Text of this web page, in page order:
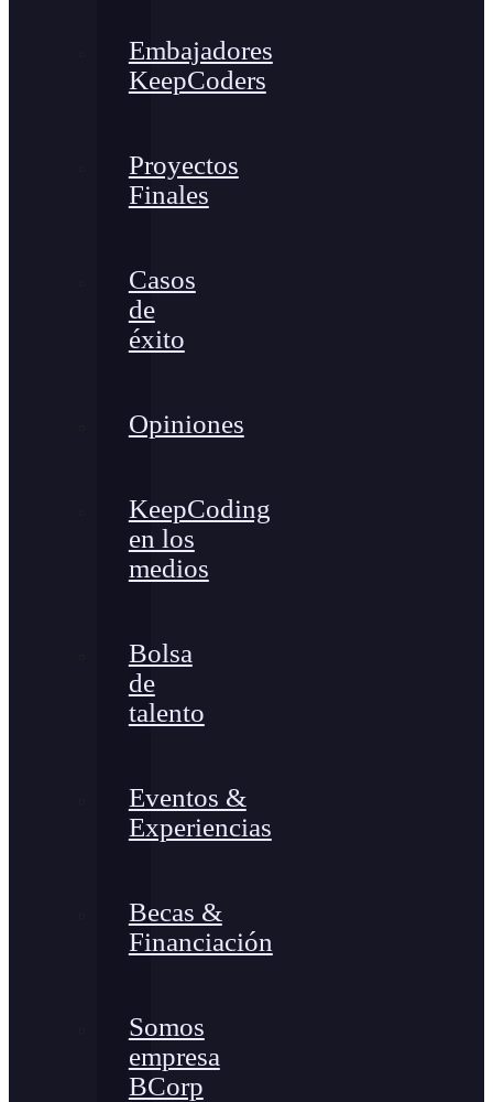
Embajadores
KeepCoders
Proyectos
Finales
Casos
de
éxito
Opiniones
KeepCoding
en los
medios
Bolsa
de
talento
Eventos &
Experiencias
Becas &
Financiación
Somos
empresa
BCorp